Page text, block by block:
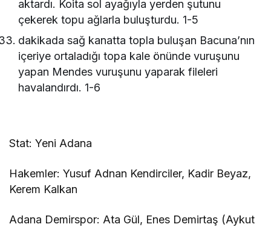
aktardı. Koita sol ayağıyla yerden şutunu
çekerek topu ağlarla buluşturdu. 1-5
dakikada sağ kanatta topla buluşan Bacuna’nın
içeriye ortaladığı topa kale önünde vuruşunu
yapan Mendes vuruşunu yaparak fileleri
havalandırdı. 1-6
Stat: Yeni Adana
Hakemler: Yusuf Adnan Kendirciler, Kadir Beyaz,
Kerem Kalkan
Adana Demirspor: Ata Gül, Enes Demirtaş (Aykut